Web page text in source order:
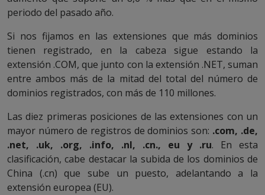
periodo del pasado año.
Si nos fijamos en las extensiones que más dominios
tienen registrado, en la cabeza sigue estando la
extensión .COM, que junto con la extensión .NET, suman
entre ambos más de la mitad del total del número de
dominios registrados, con más de 110 millones.
Las diez primeras posiciones de las extensiones con un
mayor número de registros de dominios son: .com, .de,
.net, .uk, .org, .info, .nl, .cn., eu y .ru. En esta
clasificación, cabe destacar la subida de los dominios de
China (.cn) que sube un puesto, adelantando a la
extensión europea (EU).